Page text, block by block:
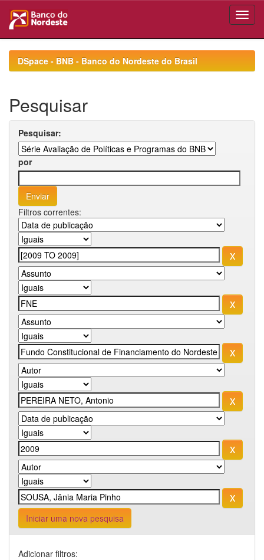
navigationDSpace - BNB - Banco do Nordeste do Brasil
Pesquisar
Pesquisar:
por
Filtros correntes:
Iniciar uma nova pesquisa
Adicionar filtros: